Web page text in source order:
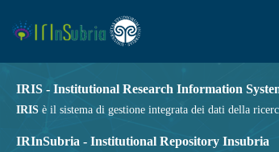
IRIS - Institutional Research Information
IRIS è il sistema di gestione integrata dei dati della
IRInSubria - Institutional Repository Insubria